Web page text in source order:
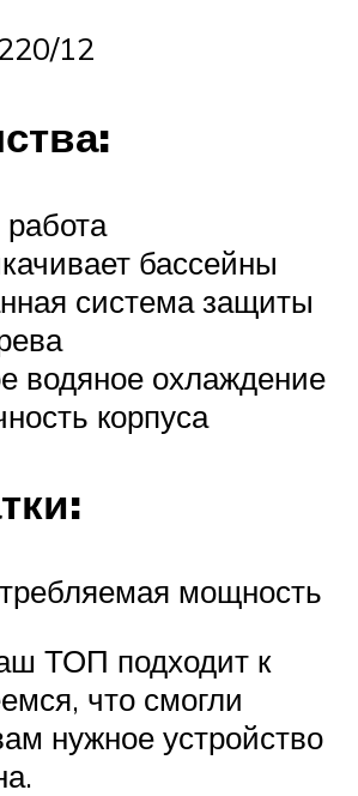
12
бассейны
система защиты
водяное охлаждение
корпуса
мощность
ТОП подходит к
что смогли
нужное устройство